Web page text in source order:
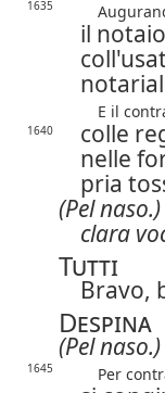
1635
il
E il
1640
colle
nelle
pria
(Pel naso.)
clara
Tutti
Bravo,
Despina
(Pel naso.)
1645 Per